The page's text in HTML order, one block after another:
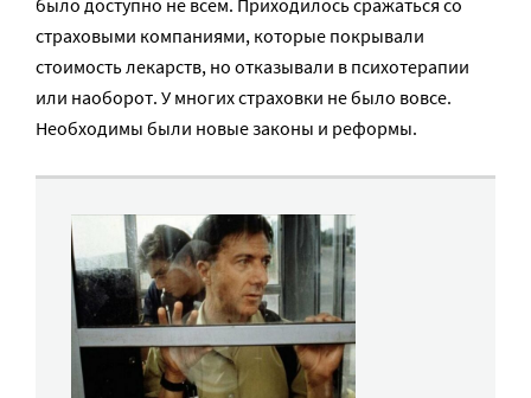
было доступно не всем. Приходилось сражаться со
страховыми компаниями, которые покрывали
стоимость лекарств, но отказывали в психотерапии
или наоборот. У многих страховки не было вовсе.
Необходимы были новые законы и реформы.